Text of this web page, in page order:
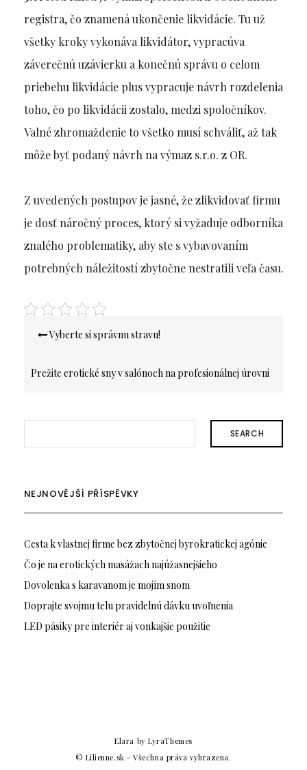
registra, čo znamená ukončenie likvidácie. Tu už
všetky kroky vykonáva likvidátor, vypracúva
záverečnú uzávierku a konečnú správu o celom
priebehu likvidácie plus vypracuje návrh rozdelenia
toho, čo po likvidácii zostalo, medzi spoločníkov.
Valné zhromaždenie to všetko musí schváliť, až tak
môže byť podaný návrh na výmaz s.r.o. z OR.
Z uvedených postupov je jasné, že zlikvidovať firmu
je dosť náročný proces, ktorý si vyžaduje odborníka
znalého problematiky, aby ste s vybavovaním
potrebných náležitostí zbytočne nestratili veľa času.
proVyberte si správnu stravu!
Prežite erotické sny v salónoch na profesionálnej úrovni
SEARCH
NEJNOVĚJŠÍ PŘÍSPĚVKY
Cesta k vlastnej firme bez zbytočnej byrokratickej agónie
Čo je na erotických masážach najúžasnejšieho
Dovolenka s karavanom je mojím snom
Doprajte svojmu telu pravidelnú dávku uvoľnenia
LED pásiky pre interiér aj vonkajšie použitie
Elara by LyraThemes
© Lilienne.sk - Všechna práva vyhrazena.